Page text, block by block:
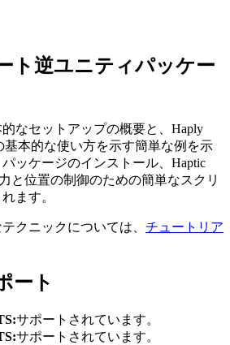
ト逆ユニティパッケー
なセットアップの概要と、Haply
基本的な使い方を示す簡単な例を示
ッケージのインストール、Haptic
と位置の制御のための簡単なスクリ
ます。
クニックについては、 チュートリア
ート
サポートされています。
サポートされています。